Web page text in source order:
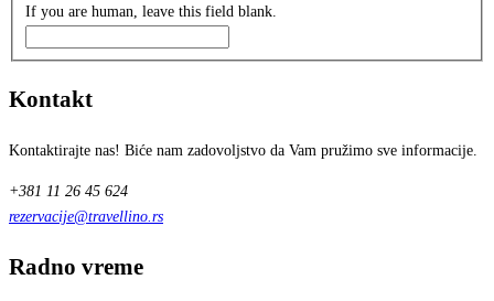
If you are human, leave this field blank.
Kontakt
Kontaktirajte nas! Biće nam zadovoljstvo da Vam pružimo sve informacije.
+381 11 26 45 624
rezervacije@travellino.rs
Radno vreme